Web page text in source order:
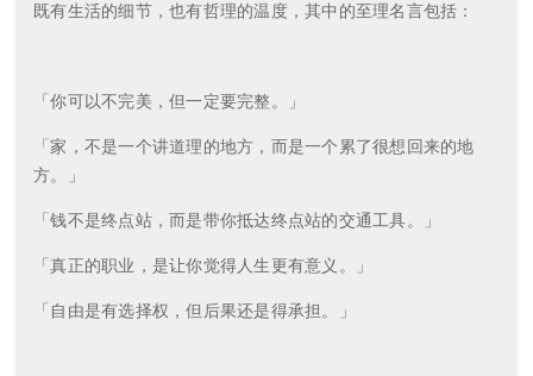
既有生活的细节，也有哲理的温度，其中的至理名言包括：
「你可以不完美，但一定要完整。」
「家，不是一个讲道理的地方，而是一个累了很想回来的地
方。」
「钱不是终点站，而是带你抵达终点站的交通工具。」
「真正的职业，是让你觉得人生更有意义。」
「自由是有选择权，但后果还是得承担。」